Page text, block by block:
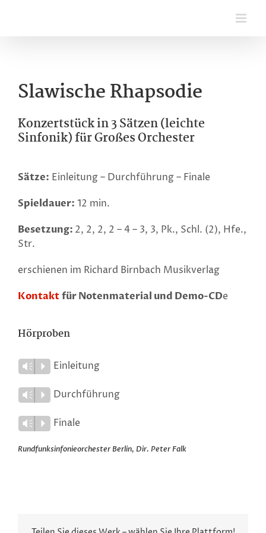
Slawische Rhapsodie
Konzertstück in 3 Sätzen (leichte
Sinfonik) für Großes Orchester
Sätze: Einleitung – Durchführung – Finale
Spieldauer: 12 min.
Besetzung: 2, 2, 2, 2 – 4 – 3, 3, Pk., Schl. (2), Hfe.,
Str.
erschienen im Richard Birnbach Musikverlag
Kontaktfür Notenmaterial und Demo-CDe
Hörproben
Vm P Einleitung
Vm P Durchführung
Vm P Finale
Rundfunksinfonieorchester Berlin, Dir. Peter Falk